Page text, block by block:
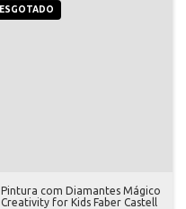
ESGOTADO
Pintura com Diamantes Mágico
Creativity for Kids Faber Castell